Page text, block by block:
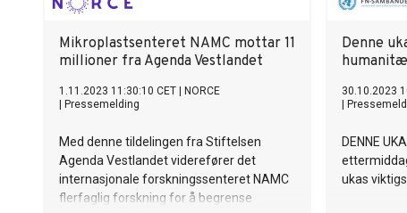
Mikroplastsenteret NAMC mottar 11
millioner fra Agenda Vestlandet
1.11.2023 11:30:10 CET
NORCE
Pressemelding
Med denne tildelingen fra Stiftelsen
Agenda Vestlandet viderefører det
internasjonale forskningssenteret NAMC
flerfaglig forskning for å begrense
Denne
30.10.2023
DENNE
ukas